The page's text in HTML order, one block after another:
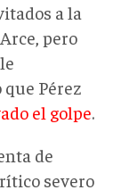
a la
pero
Pérez
el golpe.
de
severo